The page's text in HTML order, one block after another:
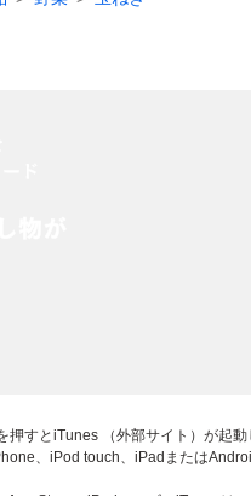
押すとiTunes （外部サイト）が起動
、iPod touch、iPadまたは